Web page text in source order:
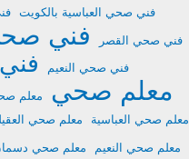
فني صحي العباسية بالكويت
فني صحي القصر فني
فني صحي النعيم
معلم صحي معلم
معلم صحي العباسية
معلم صحي
معلم صحي النعيم معلم صحي